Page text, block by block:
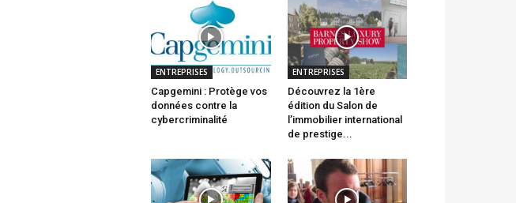
ENTREPRISES
Capgemini : Protège vos
données contre la
cybercriminalité
ENTREPRISES
Découvrez la 1ère
édition du Salon de
l’immobilier international
de prestige...